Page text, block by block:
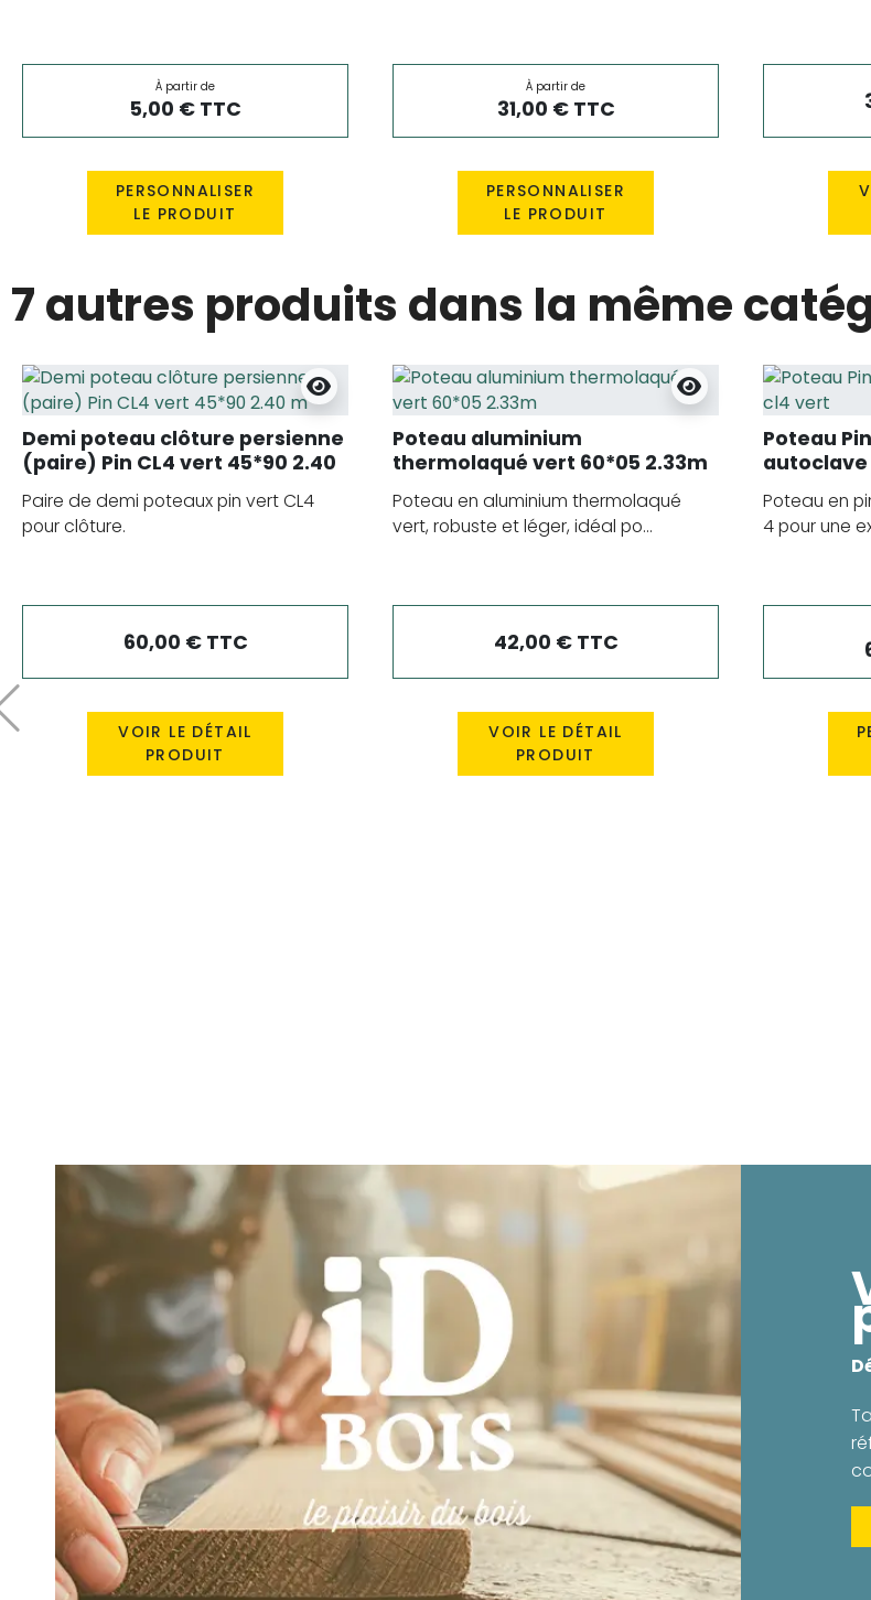
À partir de
5,00 € TTC
PERSONNALISER
LE PRODUIT
À partir de
31,00 € TTC
PERSONNALISER
LE PRODUIT
7 autres produits dans la même
Demi poteau clôture persienne
(paire) Pin CL4 vert 45*90 2.40
Paire de demi poteaux pin vert CL4
pour clôture.
60,00 € TTC
VOIR LE DÉTAIL
PRODUIT
Poteau aluminium
thermolaqué vert 60*05 2.33m
Poteau en aluminium thermolaqué
vert, robuste et léger, idéal po...
42,00 € TTC
VOIR LE DÉTAIL
PRODUIT
Poteau
Poteau en
4 pour une
Précédent